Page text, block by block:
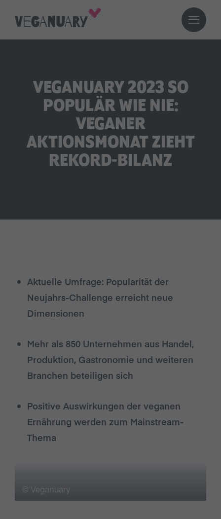
VEGANUARY 2023 SO
POPULÄR WIE NIE:
VEGANER
AKTIONSMONAT ZIEHT
REKORD-BILANZ
Aktuelle Umfrage: Popularität der
Neujahrs-Challenge erreicht neue
Dimensionen
Mehr als 850 Unternehmen aus Handel,
Produktion, Gastronomie und weiteren
Branchen beteiligen sich
Positive Auswirkungen der veganen
Ernährung werden zum Mainstream-
Thema
© Veganuary